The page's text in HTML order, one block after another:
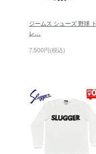
ジームス シューズ 野球 ト
レ…
7,500円(税込)